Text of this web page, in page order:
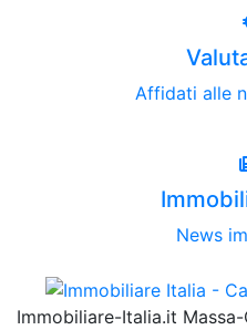
Affidati alle
News
Immobiliare-Italia.it Massa-